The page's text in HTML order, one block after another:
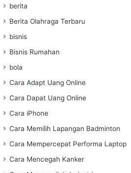
berita
Berita Olahraga Terbaru
bisnis
Bisnis Rumahan
bola
Cara Adapt Uang Online
Cara Dapat Uang Online
Cara iPhone
Cara Memilih Lapangan Badminton
Cara Mempercepat Performa Laptop
Cara Mencegah Kanker